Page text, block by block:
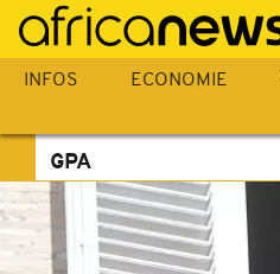
Passer
au
contenu
INFOS ECONOMIE
GPA